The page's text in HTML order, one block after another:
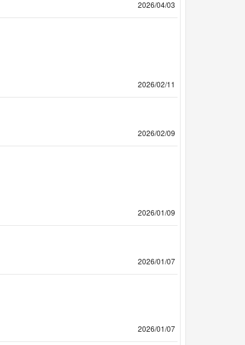
2026/04/03
2026/02/11
2026/02/09
2026/01/09
2026/01/07
2026/01/07